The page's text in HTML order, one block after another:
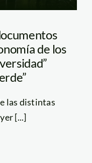
de los
las distintas
[...]